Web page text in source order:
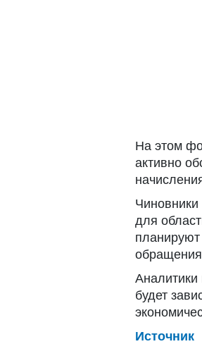
На этом
активно
Чиновники
для
Аналитики
будет
Источник